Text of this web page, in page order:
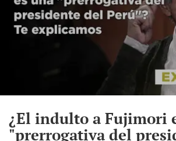
¿El indulto a Fujimori
"prerrogativa del